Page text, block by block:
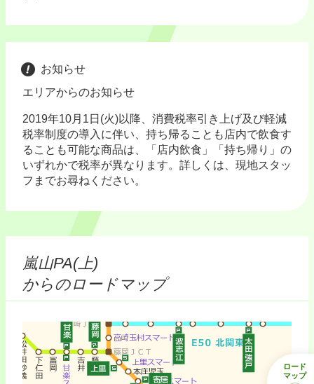
お知らせ
エリアからのお知らせ
2019年10月1日(火)以降、消費税率引き上げ及び軽減
税率制度の導入に伴い、持ち帰ることも店内で飲食す
ることも可能な商品は、「店内飲食」「持ち帰り」の
いずれかで税率が異なります。詳しくは、現地スタッ
フまでお尋ねください。
嵐山PA(上)
からのロードマップ
ロード
マップ